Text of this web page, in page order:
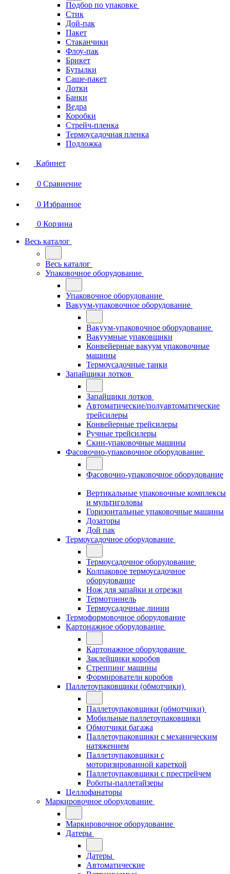
Подбор по упаковке
Стик
Дой-пак
Пакет
Стаканчики
Флоу-пак
Брикет
Бутылки
Саше-пакет
Лотки
Банки
Ведра
Коробки
Стрейч-пленка
Термоусадочная пленка
Подложка
Кабинет
0 Сравнение
0 Избранное
0 Корзина
Весь каталог
Весь каталог
Упаковочное оборудование
Упаковочное оборудование
Вакуум-упаковочное оборудование
Вакуум-упаковочное оборудование
Вакуумные упаковщики
Конвейерные вакуум упаковочные
машины
Термоусадочные танки
Запайщики лотков
Запайщики лотков
Автоматические/полуавтоматические
трейсилеры
Конвейерные трейсилеры
Ручные трейсилеры
Скин-упаковочные машины
Фасовочно-упаковочное оборудование
Фасовочно-упаковочное оборудование
Вертикальные упаковочные комплексы
и мультиголовы
Горизонтальные упаковочные машины
Дозаторы
Дой пак
Термоусадочное оборудование
Термоусадочное оборудование
Колпаковое термоусадочное
оборудование
Нож для запайки и отрезки
Термотоннель
Термоусадочные линии
Термоформовочное оборудование
Картонажное оборудование
Картонажное оборудование
Заклейщики коробов
Стреппинг машины
Формирователи коробов
Паллетоупаковщики (обмотчики)
Паллетоупаковщики (обмотчики)
Мобильные паллетоупаковщики
Обмотчики багажа
Паллетоупаковщики с механическим
натяжением
Паллетоупаковщики с
моторизированной кареткой
Паллетоупаковщики с престрейчем
Роботы-паллетайзеры
Целлофанаторы
Маркировочное оборудование
Маркировочное оборудование
Датеры
Датеры
Автоматические